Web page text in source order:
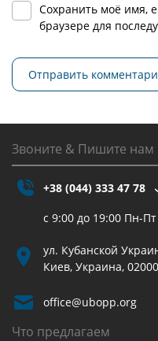
Сохранить моё имя,
браузере для
Звоните & Пишите нам
+38 (044) 333 47 78
с 9:00 до 19:00 Пн-Пт
ул. Кубанской
Киев, Украина, 02000
office@ubopp.org
Что предлагаем